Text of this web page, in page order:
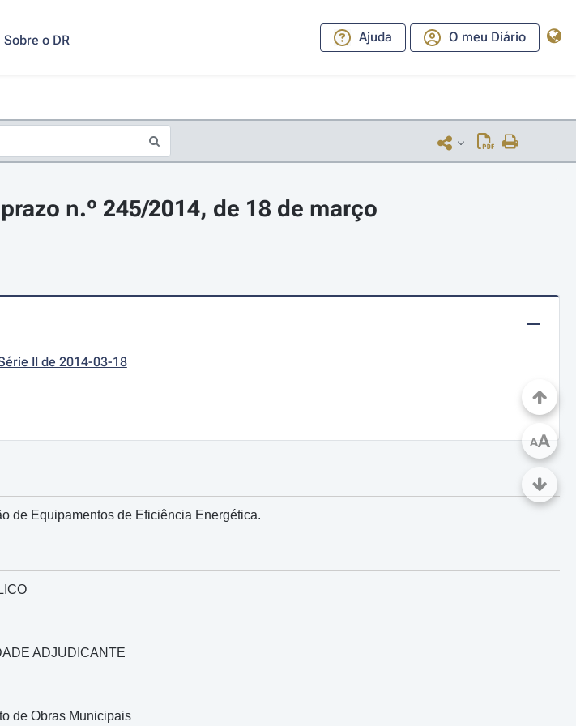
Sobre o DR Ajuda O meu Diário
n.º 245/2014, de 18 de março
II de 2014-03-18
de Equipamentos de Eficiência Energética.
ADJUDICANTE
de Obras Municipais
AA